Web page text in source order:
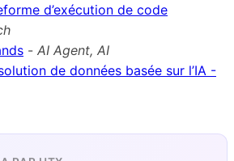
d’exécution de code
- AI Agent, AI
de données basée sur l’IA -